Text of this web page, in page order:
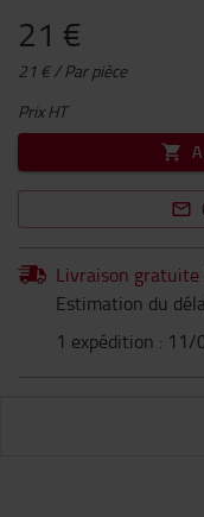
21 €
21 € / Par pièce
Prix HT
Livraison gratuite
Estimation du
1 expédition :